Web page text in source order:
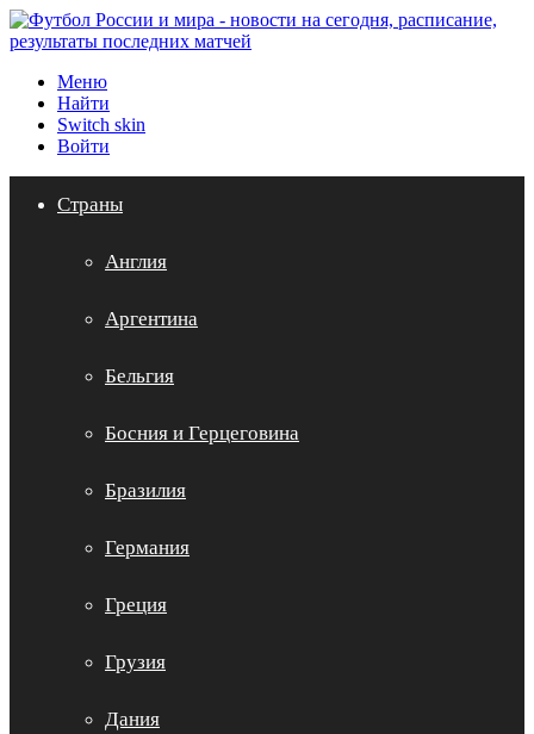
Меню
Найти
Switch skin
Войти
Страны
Англия
Аргентина
Бельгия
Босния и Герцеговина
Бразилия
Германия
Греция
Грузия
Дания